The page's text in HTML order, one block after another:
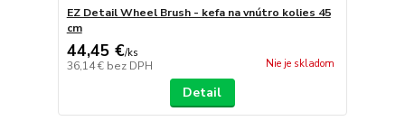
EZ Detail Wheel Brush - kefa na vnútro kolies 45
cm
44,45 €/ks
36,14 € bez DPH Nie je skladom
Detail